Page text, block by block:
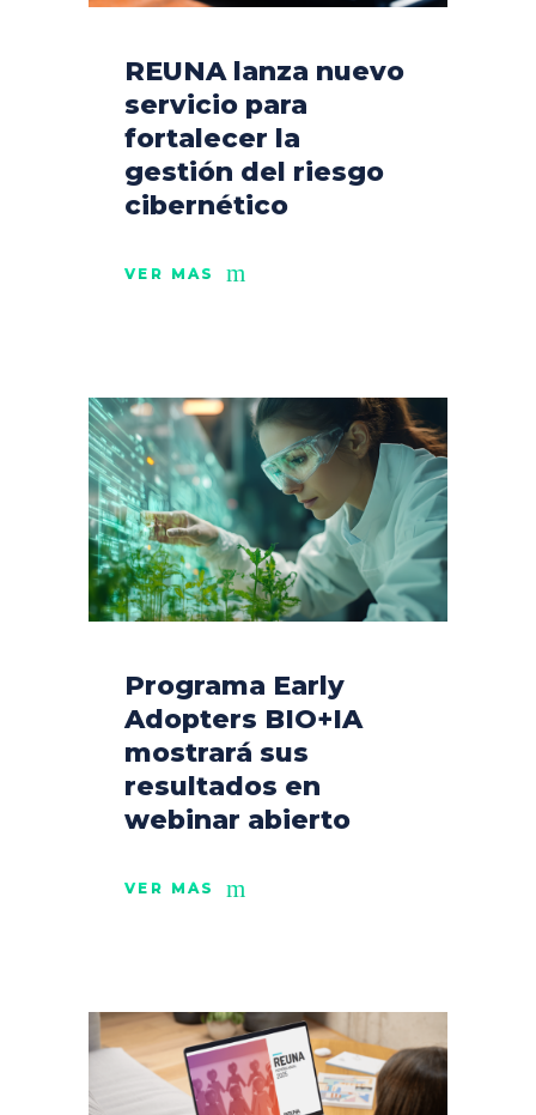
REUNA lanza nuevo
servicio para
fortalecer la
gestión del riesgo
cibernético
VER MÁS
Programa Early
Adopters BIO+IA
mostrará sus
resultados en
webinar abierto
VER MÁS